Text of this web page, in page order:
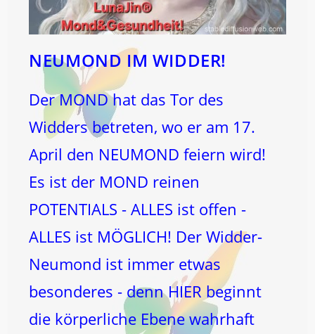
NEUMOND IM WIDDER!
Der MOND hat das Tor des
Widders betreten, wo er am 17.
April den NEUMOND feiern wird!
Es ist der MOND reinen
POTENTIALS - ALLES ist offen -
ALLES ist MÖGLICH! Der Widder-
Neumond ist immer etwas
besonderes - denn HIER beginnt
die körperliche Ebene wahrhaft